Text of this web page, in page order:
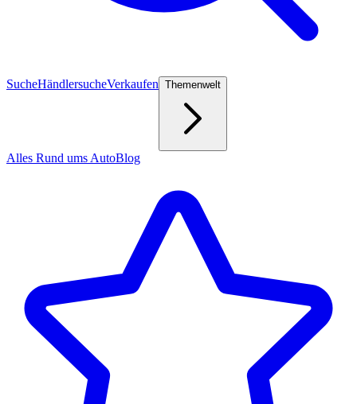
SucheHändlersucheVerkaufen Themenwelt
Alles Rund ums AutoBlog